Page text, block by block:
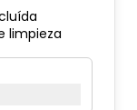
limpieza